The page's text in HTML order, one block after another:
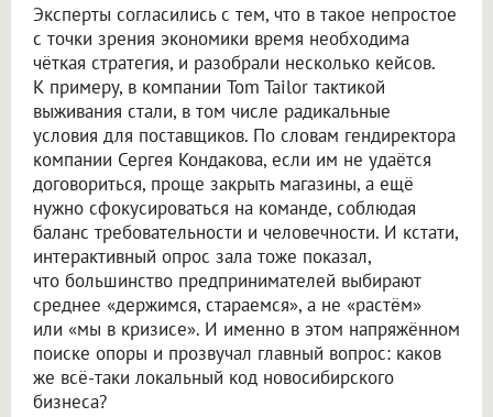
Эксперты согласились с тем, что в такое непростое
с точки зрения экономики время необходима
чёткая стратегия, и разобрали несколько кейсов.
К примеру, в компании Tom Tailor тактикой
выживания стали, в том числе радикальные
условия для поставщиков. По словам гендиректора
компании Сергея Кондакова, если им не удаётся
договориться, проще закрыть магазины, а ещё
нужно сфокусироваться на команде, соблюдая
баланс требовательности и человечности. И кстати,
интерактивный опрос зала тоже показал,
что большинство предпринимателей выбирают
среднее «держимся, стараемся», а не «растём»
или «мы в кризисе». И именно в этом напряжённом
поиске опоры и прозвучал главный вопрос: каков
же всё-таки локальный код новосибирского
бизнеса?